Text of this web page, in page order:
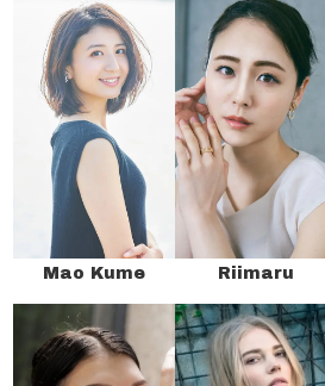
Mao Kume Riimaru